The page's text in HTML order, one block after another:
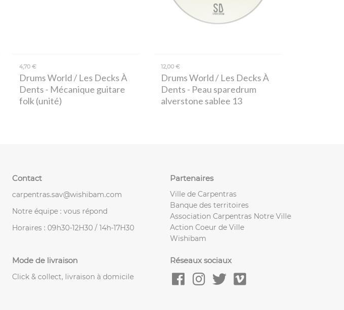
4,70 €
Drums World / Les Decks À
Dents - Mécanique guitare
folk (unité)
12,00 €
Drums World / Les Decks À
Dents - Peau sparedrum
alverstone sablee 13
Contact
carpentras.sav@wishibam.com
Notre équipe : vous répond
Horaires : 09h30-12H30 / 14h-17H30
Mode de livraison
Click & collect, livraison à domicile
Partenaires
Ville de Carpentras
Banque des territoires
Association Carpentras Notre Ville
Action Coeur de Ville
Wishibam
Réseaux sociaux